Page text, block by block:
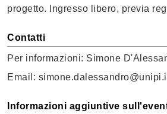
progetto. Ingresso libero, previa
Contatti
Per informazioni: Simone
Email:
Informazioni aggiuntive